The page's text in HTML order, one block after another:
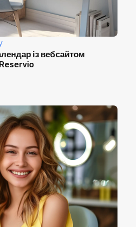
із вебсайтом